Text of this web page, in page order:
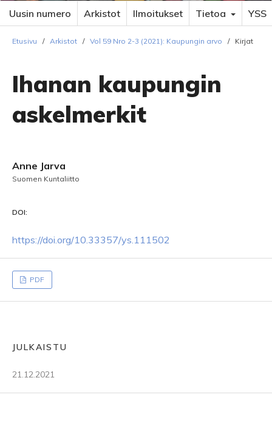
Uusin numero Arkistot Ilmoitukset Tietoa YSS
Etusivu / Arkistot / Vol 59 Nro 2-3 (2021): Kaupungin arvo / Kirjat
Ihanan kaupungin
askelmerkit
Anne Jarva
Suomen Kuntaliitto
DOI:
https://doi.org/10.33357/ys.111502
PDF
JULKAISTU
21.12.2021